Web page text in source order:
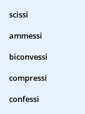
scissi
ammessi
biconvessi
compressi
confessi